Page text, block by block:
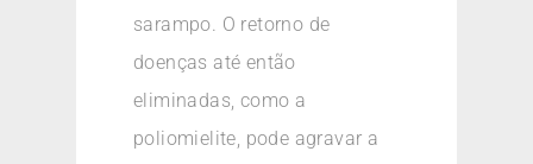
sarampo. O retorno de
doenças até então
eliminadas, como a
poliomielite, pode agravar a